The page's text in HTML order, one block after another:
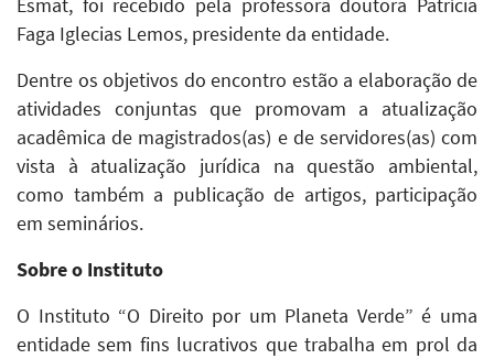
Esmat, foi recebido pela professora doutora Patrícia
Faga Iglecias Lemos, presidente da entidade.
Dentre os objetivos do encontro estão a elaboração de
atividades conjuntas que promovam a atualização
acadêmica de magistrados(as) e de servidores(as) com
vista à atualização jurídica na questão ambiental,
como também a publicação de artigos, participação
em seminários.
Sobre o Instituto
O Instituto “O Direito por um Planeta Verde” é uma
entidade sem fins lucrativos que trabalha em prol da